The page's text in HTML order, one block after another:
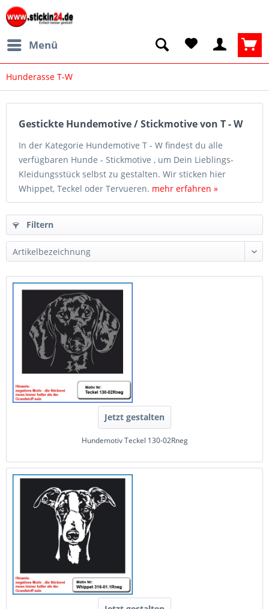
Menü
Hunderasse T-W
Gestickte Hundemotive / Stickmotive von T - W
In der Kategorie Hundemotive T - W findest du alle
verfügbaren Hunde - Stickmotive , um Dein Lieblings-
Kleidungsstück selbst zu gestalten. Wir sticken hier
Whippet, Teckel oder Tervueren. mehr erfahren »
Filtern
Jetzt gestalten
Hundemotiv Teckel 130-02Rneg